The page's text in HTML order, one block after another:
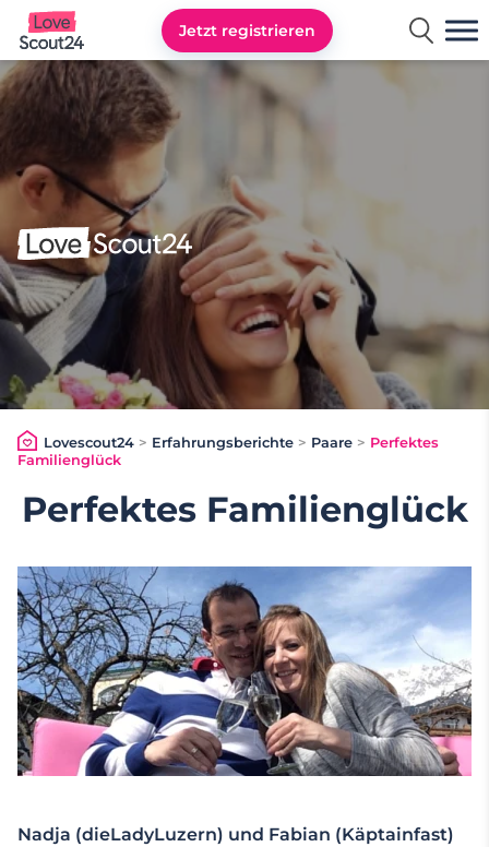
Lovescout24
Jetzt registrieren
Lovescout24> Erfahrungsberichte > Paare > Perfektes
Familienglück
Perfektes Familienglück
Nadja (dieLadyLuzern) und Fabian (Käptainfast)